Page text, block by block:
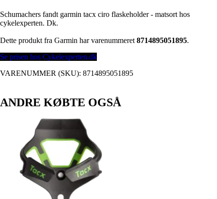
Schumachers fandt garmin tacx ciro flaskeholder - matsort hos
cykelexperten. Dk.
Dette produkt fra Garmin har varenummeret 8714895051895.
Se prisen hos Cykelexperten.dk
VARENUMMER (SKU): 8714895051895
ANDRE KØBTE OGSÅ